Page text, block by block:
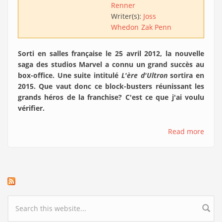
Renner
Writer(s): Joss
Whedon Zak Penn
Sorti en salles française le 25 avril 2012, la nouvelle
saga des studios Marvel a connu un grand succès au
box-office. Une suite intitulé L'ère d'Ultronsortira en
2015. Que vaut donc ce block-busters réunissant les
grands héros de la franchise? C'est ce que j'ai voulu
vérifier.
Read more
Search form